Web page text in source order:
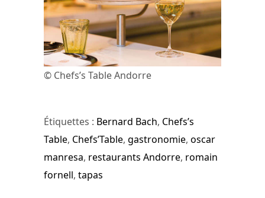
© Chefs’s Table Andorre
Étiquettes : Bernard Bach, Chefs’s
Table, Chefs’Table, gastronomie, oscar
manresa, restaurants Andorre, romain
fornell, tapas